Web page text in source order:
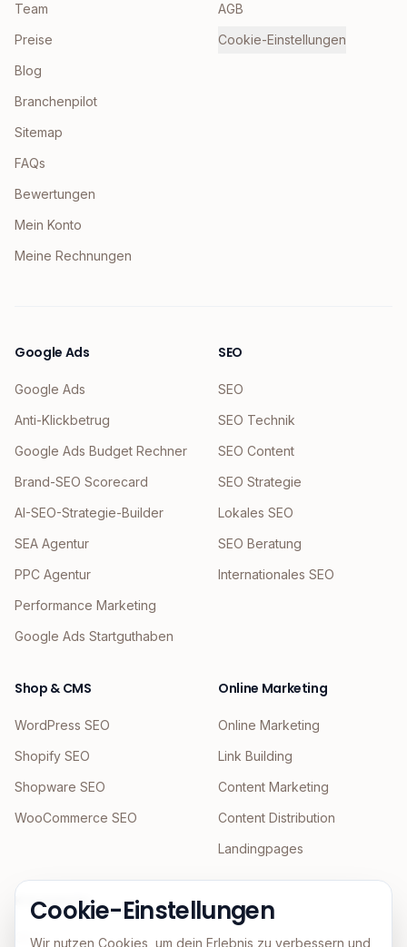
Team
Preise
Blog
Branchenpilot
Sitemap
FAQs
Bewertungen
Mein Konto
Meine Rechnungen
AGB
Cookie-Einstellungen
Google Ads
Google Ads
Anti-Klickbetrug
Google Ads Budget Rechner
Brand-SEO Scorecard
AI-SEO-Strategie-Builder
SEA Agentur
PPC Agentur
Performance Marketing
Google Ads Startguthaben
SEO
SEO
SEO Technik
SEO Content
SEO Strategie
Lokales SEO
SEO Beratung
Internationales SEO
Shop & CMS
WordPress SEO
Shopify SEO
Shopware SEO
WooCommerce SEO
Online Marketing
Online Marketing
Link Building
Content Marketing
Content Distribution
Landingpages
KI & Agentic
GEO
Cookie-Einstellungen
Wir nutzen Cookies, um dein Erlebnis zu verbessern und